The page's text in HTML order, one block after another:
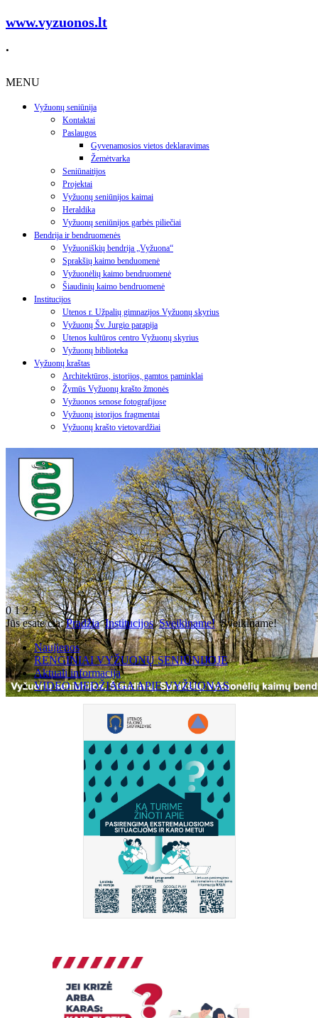
www.vyzuonos.lt
.
MENU
Vyžuonų seniūnija
Kontaktai
Paslaugos
Gyvenamosios vietos deklaravimas
Žemėtvarka
Seniūnaitijos
Projektai
Vyžuonų seniūnijos kaimai
Heraldika
Vyžuonų seniūnijos garbės piliečiai
Bendrija ir bendruomenės
Vyžuoniškių bendrija „Vyžuona“
Sprakšių kaimo benduomenė
Vyžuonėlių kaimo bendruomenė
Šiaudinių kaimo bendruomenė
Institucijos
Utenos r. Užpalių gimnazijos Vyžuonų skyrius
Vyžuonų Šv. Jurgio parapija
Utenos kultūros centro Vyžuonų skyrius
Vyžuonų biblioteka
Vyžuonų kraštas
Architektūros, istorijos, gamtos paminklai
Žymūs Vyžuonų krašto žmonės
Vyžuonos senose fotografijose
Vyžuonų istorijos fragmentai
Vyžuonų krašto vietovardžiai
0123
Jūs esate čia:Pradžia Institucijos Sveikiname! Sveikiname!
Naujienos
RENGINIAI VYŽUONŲ SENIŪNIJOJE
Aktuali informacija
VIDEO MEDŽIAGA APIE VYŽUONAS